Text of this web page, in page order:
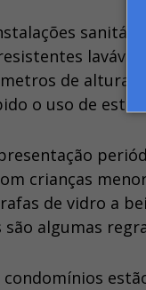
de altura,
o uso de
crianças
de vidro a
são algumas
condomínios